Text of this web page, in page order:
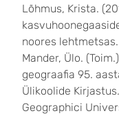
Lõhmus, Krista.
noores lehtmetsas.
Mander, Ülo.
geograafia 95.
Ülikoolide
Geographici